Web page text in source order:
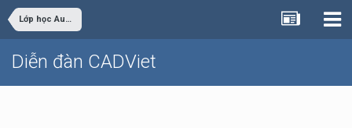
Lớp học AutoCAD nâng cao chuyên nghiệp Online
Diễn đàn CADViet